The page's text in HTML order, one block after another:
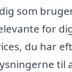
som
for
du har
til